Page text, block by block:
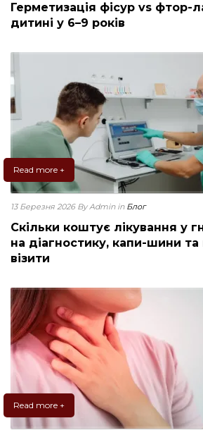
Герметизація фісур vs фтор-
дитині у 6–9 років
Read more +
13 Березня 2026 By Admin in Блог
Скільки коштує лікування у
на діагностику, капи-шини та
візити
Read more +